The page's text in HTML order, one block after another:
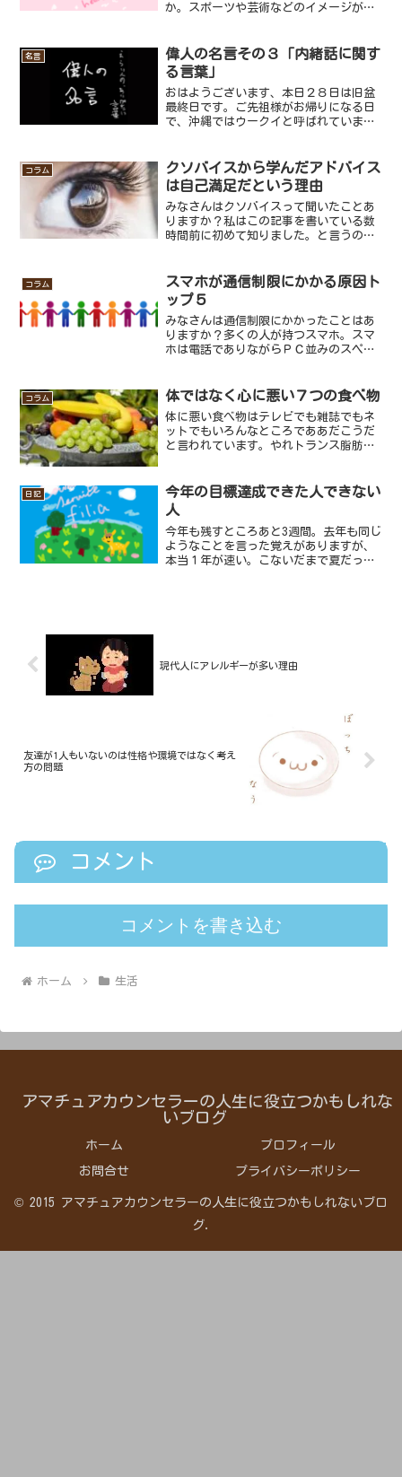
か。スポーツや芸術などのイメージが強
得るスランプ、それに加え人間関係など
コミュニケーション関係の...
名言
偉人の名言その３「内緒話に関す
る言葉」
おはようございます、本日２８日は旧盆
最終日です。ご先祖様がお帰りになる日
で、沖縄ではウークイと呼ばれていま
特徴的なんだろうなと感じています。特
に特徴的だと思うのが最終日...
コラム
クソバイスから学んだアドバイス
は自己満足だという理由
みなさんはクソバイスって聞いたことあ
りますか？私はこの記事を書いている数
時間前に初めて知りました。と言うの
ているのですが、その中のスマートニュ
ースと言うアプリを見ている...
コラム
スマホが通信制限にかかる原因ト
ップ５
みなさんは通信制限にかかったことはあ
りますか？多くの人が持つスマホ。スマ
ホは電話でありながらＰＣ並みのスペッ
が多くなってしまい、一定数まで使うと
コラム 体ではなく心に悪い７つの食べ物
体に悪い食べ物はテレビでも雑誌でもネ
ットでもいろんなところでああだこうだ
と言われています。やれトランス脂肪酸
よね。しかし、今回は体に悪いものでは
ありません。体ではなく心...
日記
今年の目標達成できた人できない
人
今年も残すところあと3週間。去年も同じ
ようなことを言った覚えがありますが、
本当１年が速い。こないだまで夏だった
現代人にアレルギーが多い理由
友達が1人もいないのは性格や環境ではなく考え
方の問題
コメント
コメントを書き込む
ホーム 生活
アマチュアカウンセラーの人生に役立つかもしれな
いブログ
ホーム プロフィール
お問合せ プライバシーポリシー
© 2015 アマチュアカウンセラーの人生に役立つかもしれないブロ
グ.